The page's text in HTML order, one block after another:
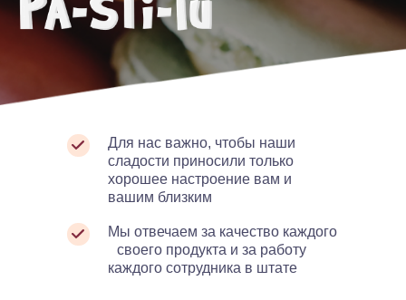
Для нас важно, чтобы наши
сладости приносили только
хорошее настроение вам и
вашим близким
Мы отвечаем за качество каждого
своего продукта и за работу
каждого сотрудника в штате